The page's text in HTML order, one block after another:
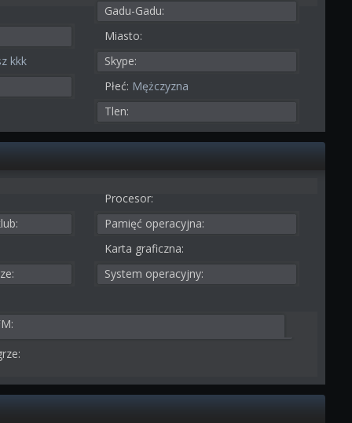
kkk
Gadu-Gadu:
Miasto:
Skype:
Płeć: Mężczyzna
Tlen:
Procesor:
Pamięć operacyjna:
Karta graficzna:
System operacyjny: